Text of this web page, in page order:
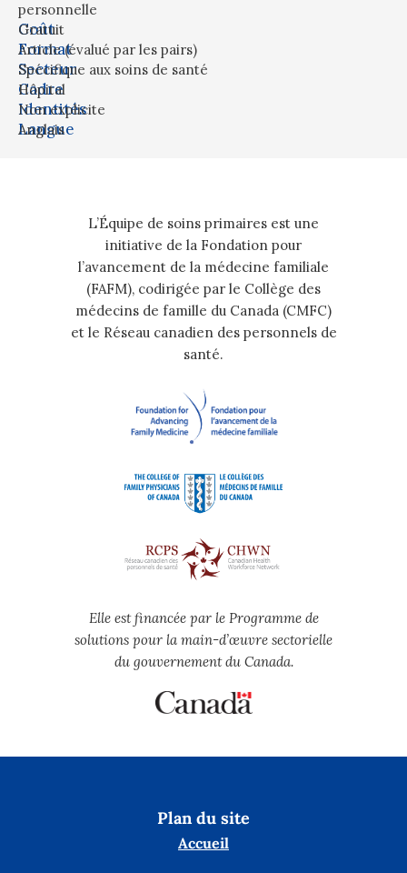
personnelle
Coût
Gratuit
Format
Article (évalué par les pairs)
Secteur
Spécifique aux soins de santé
Cadre
Hôpital
Identités
Non explicite
Langue
Anglais
L’Équipe de soins primaires est une
initiative de la Fondation pour
l’avancement de la médecine familiale
(FAFM), codirigée par le Collège des
médecins de famille du Canada (CMFC)
et le Réseau canadien des personnels de
santé.
Elle est financée par le Programme de
solutions pour la main-d’œuvre sectorielle
du gouvernement du Canada.
Plan du site
Accueil